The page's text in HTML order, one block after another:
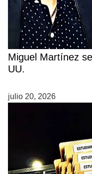
Miguel Martínez
UU.
julio 20, 2026